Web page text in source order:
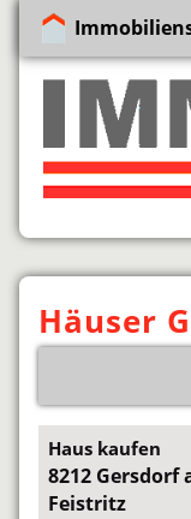
Häuser
Haus kaufen
8212 Gersdorf
Feistritz